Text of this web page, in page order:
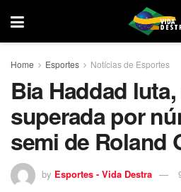
Home Esportes Notícias de Esportes
Bia Haddad
superada por
semi de Roland
by Esportes - Vida Destra